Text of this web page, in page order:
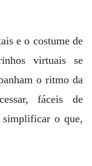
e o costume de
virtuais se
o ritmo da
fáceis de
o que,